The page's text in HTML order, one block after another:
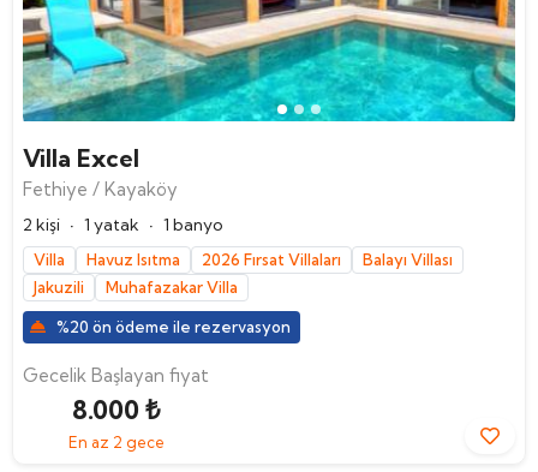
Villa Excel
Fethiye / Kayaköy
2 kişi · 1 yatak · 1 banyo
Villa Havuz Isıtma 2026 Fırsat Villaları
Balayı Villası
Jakuzili
Muhafazakar Villa
%20 ön ödeme ile rezervasyon
Gecelik Başlayan fiyat
8.000 ₺
En az 2 gece